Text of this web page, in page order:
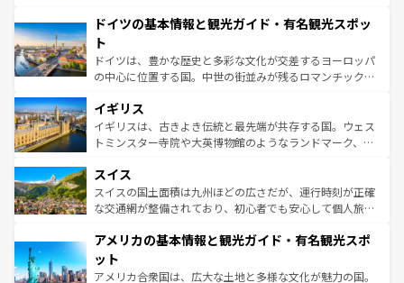
せる。地方によって風土や気候が異なるスペインはその個
ンテンツ一覧 を参照してほしい。
で、幅広い魅力が詰まっている。華麗な宮殿、歴史的な大
聖堂、美しいビーチ、そして豊かな自然が、訪れる者を心
から魅了する。また、フランスは美食の国としても知ら
れ、フランス料理はユネスコ無形文化遺産にも登録されて
香り高いラベンダー畑など、多彩な楽しみ方が可能だ。さ
らに、パリ以外の地域にも魅力が溢れており、どの街角に
も豊かな歴史と文化が息づいている。パリ以外の個性あふ
を参照してほしい。
ドイツの基本情報と観光ガイド・有名観光スポッ
ト
ドイツは、豊かな歴史と多彩な文化が交差するヨーロッパ
の中心に位置する国。中世の街並みが残るロマンチック街
顔を持つこの国は、どこを歩いても飽きることがない。ベ
ルリンの文化的活気、バイエルン州のアルプスの絶景、そ
してライン川沿いのワイン畑といった風景は必見。ビール
は、お酒好きな人にはぜひ体験してほしい。 なお、新着の
ドイツ情報はコンテンツ一覧を参照してほしい。
イギリス
イギリスは、古きよき伝統と最先端が共存する国。ウェス
トミンスター寺院や大英博物館のようなランドマーク、歴
リアごとに異なる魅力がある。また、優雅なアフタヌーン
ティー、ビール好きにはたまらない英国パブ、サッカー観
戦など、本場だからこそできる体験も豊富。イギリスを旅
ンツ一覧を参照してほしい。
スイス
スイスの国土面積は九州ほどの広さだが、運行時刻が正確
な交通網が整備されており、初心者でも安心して個人旅行
の建物がそのまま残る町や、スイスならではのユニークな
博物館もあり、アルプス観光だけでなく町歩きも満喫する
ことができる。国民の所得が高いため物価も高いが、旅行
アメリカの基本情報と観光ガイド・有名観光スポ
ット
アメリカ合衆国は、広大な土地と多様な文化が魅力の国。